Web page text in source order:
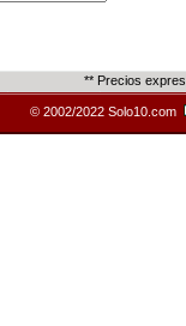
** Precios
© 2002/2022 Solo10.com